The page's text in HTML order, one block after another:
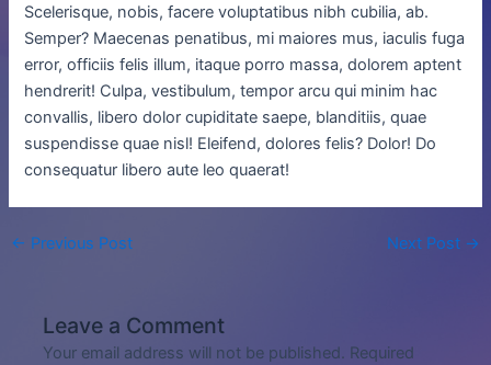
Scelerisque, nobis, facere voluptatibus nibh cubilia, ab.
Semper? Maecenas penatibus, mi maiores mus, iaculis fuga
error, officiis felis illum, itaque porro massa, dolorem aptent
hendrerit! Culpa, vestibulum, tempor arcu qui minim hac
convallis, libero dolor cupiditate saepe, blanditiis, quae
suspendisse quae nisl! Eleifend, dolores felis? Dolor! Do
consequatur libero aute leo quaerat!
← Previous Post Next Post →
Leave a Comment
Your email address will not be published. Required